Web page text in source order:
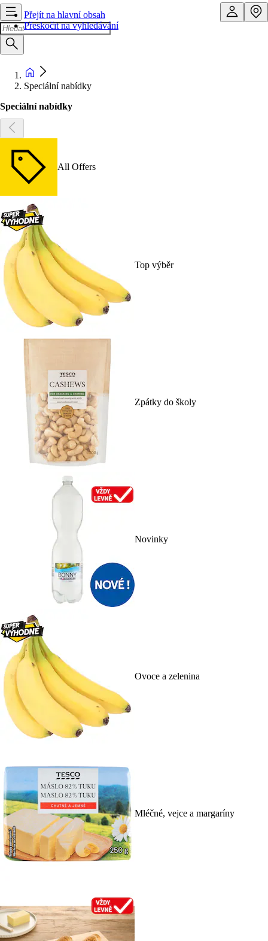
Přejít na hlavní obsah
Přeskočit na vyhledávání
Speciální nabídky
Speciální nabídky
All Offers
Top výběr
Zpátky do školy
Novinky
Ovoce a zelenina
Mléčné, vejce a margaríny